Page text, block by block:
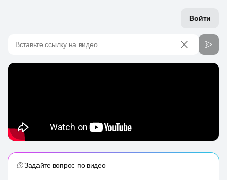
Войти
Вставьте ссылку на видео
Задайте вопрос по видео